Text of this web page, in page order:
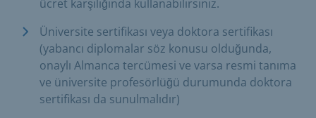
ücret karşılığında kullanabilirsiniz.
Üniversite sertifikası veya doktora sertifikası
(yabancı diplomalar söz konusu olduğunda,
onaylı Almanca tercümesi ve varsa resmi tanıma
ve üniversite profesörlüğü durumunda doktora
sertifikası da sunulmalıdır)